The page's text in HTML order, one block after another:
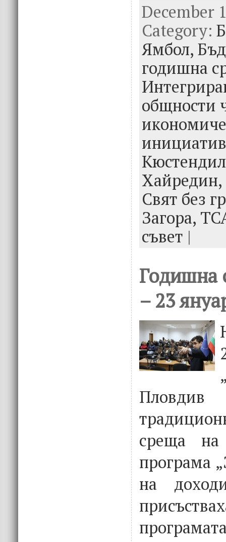
e
b
o
o
k
it
te
r
k
e
dI
n
December
Category:
Ямбол,
годишна
общности
Хайредин,
Свят без
Загора,
съвет |
Годишна
– 23
среща на
програма
на